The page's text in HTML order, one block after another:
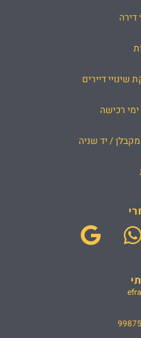
דירה
שינויי דיירים
ימי רכישה
/ יד שניה
W
a
t
s
G
o